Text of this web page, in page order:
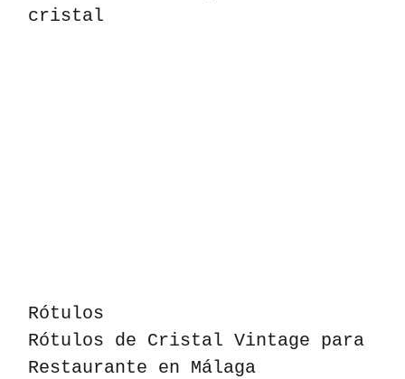
cristal
Rótulos
Rótulos de Cristal Vintage para
Restaurante en Málaga